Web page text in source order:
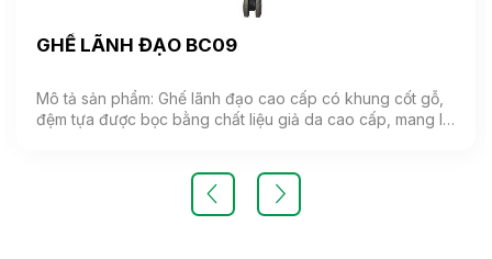
GHẾ LÃNH ĐẠO BC09
Mô tả sản phẩm: Ghế lãnh đạo cao cấp có khung cốt gỗ,
đệm tựa được bọc bằng chất liệu giả da cao cấp, mang lại
bảo tính bền vững và thẩm mỹ.( Sản phẩm nhập khẩu )
Màu sắc: Tùy chọn Chất liệu: Ghế lãnh đạo cao cấp có